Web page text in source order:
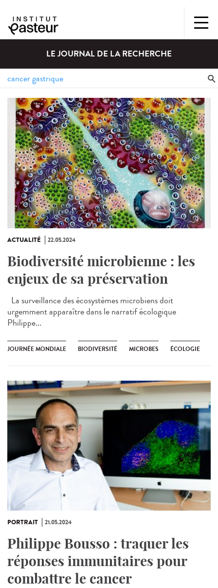
LE JOURNAL DE LA RECHERCHE
ACTUALITÉ 22.05.2024
Biodiversité microbienne : les
enjeux de sa préservation
La surveillance des écosystèmes microbiens doit
urgemment apparaître dans le narratif écologique
Philippe...
JOURNÉE MONDIALE BIODIVERSITÉ MICROBES ÉCOLOGIE
PORTRAIT 21.05.2024
Philippe Bousso : traquer les
réponses immunitaires pour
combattre le cancer